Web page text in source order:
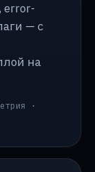
error-
— с
на
·